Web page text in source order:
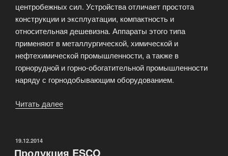
центробежных сил. Устройства отличает простота
конструкции и эксплуатации, компактность и
относительная дешевизна. Аппараты этого типа
применяют в металлургической, химической и
нефтехимической промышленности, а также в
горнорудной и горно-обогатительной промышленности
наряду с горнодобывающим оборудованием.
Читать далее
ОПУБЛИКОВАНО
19.12.2014
Продукция ESCO